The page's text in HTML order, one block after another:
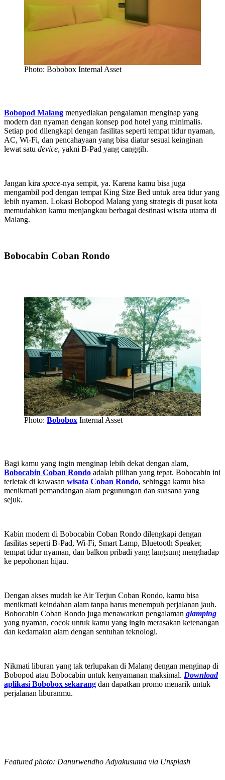
Photo: Bobobox Internal Asset
Bobopod Malang menyediakan pengalaman menginap yang
modern dan nyaman dengan konsep pod hotel yang minimalis.
Setiap pod dilengkapi dengan fasilitas seperti tempat tidur nyaman,
AC, Wi-Fi, dan pencahayaan yang bisa diatur sesuai keinginan
lewat satu device, yakni B-Pad yang canggih.
Jangan kira space-nya sempit, ya. Karena kamu bisa juga
mengambil pod dengan tempat King Size Bed untuk area tidur yang
lebih nyaman. Lokasi Bobopod Malang yang strategis di pusat kota
memudahkan kamu menjangkau berbagai destinasi wisata utama di
Malang.
Bobocabin Coban Rondo
Photo: Bobobox Internal Asset
Bagi kamu yang ingin menginap lebih dekat dengan alam,
Bobocabin Coban Rondo adalah pilihan yang tepat. Bobocabin ini
terletak di kawasan wisata Coban Rondo, sehingga kamu bisa
menikmati pemandangan alam pegunungan dan suasana yang
sejuk.
Kabin modern di Bobocabin Coban Rondo dilengkapi dengan
fasilitas seperti B-Pad, Wi-Fi, Smart Lamp, Bluetooth Speaker,
tempat tidur nyaman, dan balkon pribadi yang langsung menghadap
ke pepohonan hijau.
Dengan akses mudah ke Air Terjun Coban Rondo, kamu bisa
menikmati keindahan alam tanpa harus menempuh perjalanan jauh.
Bobocabin Coban Rondo juga menawarkan pengalaman glamping
yang nyaman, cocok untuk kamu yang ingin merasakan ketenangan
dan kedamaian alam dengan sentuhan teknologi.
Nikmati liburan yang tak terlupakan di Malang dengan menginap di
Bobopod atau Bobocabin untuk kenyamanan maksimal. Download
aplikasi Bobobox sekarang dan dapatkan promo menarik untuk
perjalanan liburanmu.
Featured photo: Danurwendho Adyakusuma via Unsplash